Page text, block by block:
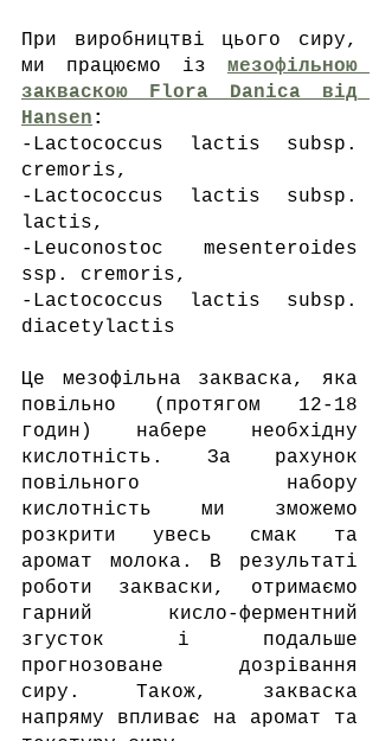
При виробництві цього сиру,
ми працюємо із мезофільною
закваскою Flora Danica від
Hansen :
-Lactococcus lactis subsp.
cremoris,
-Lactococcus lactis subsp.
lactis,
-Leuconostoc mesenteroides
ssp. cremoris,
-Lactococcus lactis subsp.
diacetylactis
Це мезофільна закваска, яка
повільно (протягом 12-18
годин) набере необхідну
кислотність. За рахунок
повільного набору
кислотність ми зможемо
розкрити увесь смак та
аромат молока. В результаті
роботи закваски, отримаємо
гарний кисло-ферментний
згусток і подальше
прогнозоване дозрівання
сиру. Також, закваска
напряму впливає на аромат та